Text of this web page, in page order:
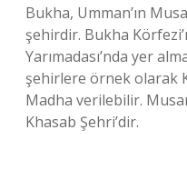
Bukha, Umman’ın
şehirdir. Bukha
Yarımadası’nda yer
şehirlere örnek olarak
Madha verilebilir.
Khasab Şehri’dir.